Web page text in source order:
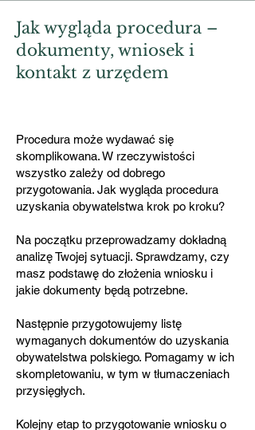
Jak wygląda procedura –
dokumenty, wniosek i
kontakt z urzędem
Procedura może wydawać się
skomplikowana. W rzeczywistości
wszystko zależy od dobrego
przygotowania. Jak wygląda procedura
uzyskania obywatelstwa krok po kroku?
Na początku przeprowadzamy dokładną
analizę Twojej sytuacji. Sprawdzamy, czy
masz podstawę do złożenia wniosku i
jakie dokumenty będą potrzebne.
Następnie przygotowujemy listę
wymaganych dokumentów do uzyskania
obywatelstwa polskiego. Pomagamy w ich
skompletowaniu, w tym w tłumaczeniach
przysięgłych.
Kolejny etap to przygotowanie wniosku o